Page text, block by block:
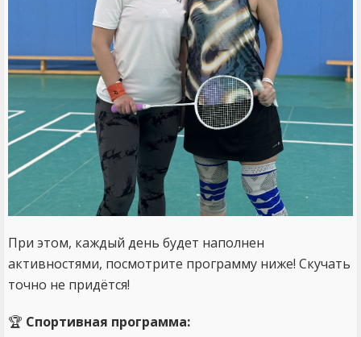
При этом, каждый день будет наполнен
активностями, посмотрите программу ниже! Скучать
точно не придётся!
🏆 Спортивная программа: